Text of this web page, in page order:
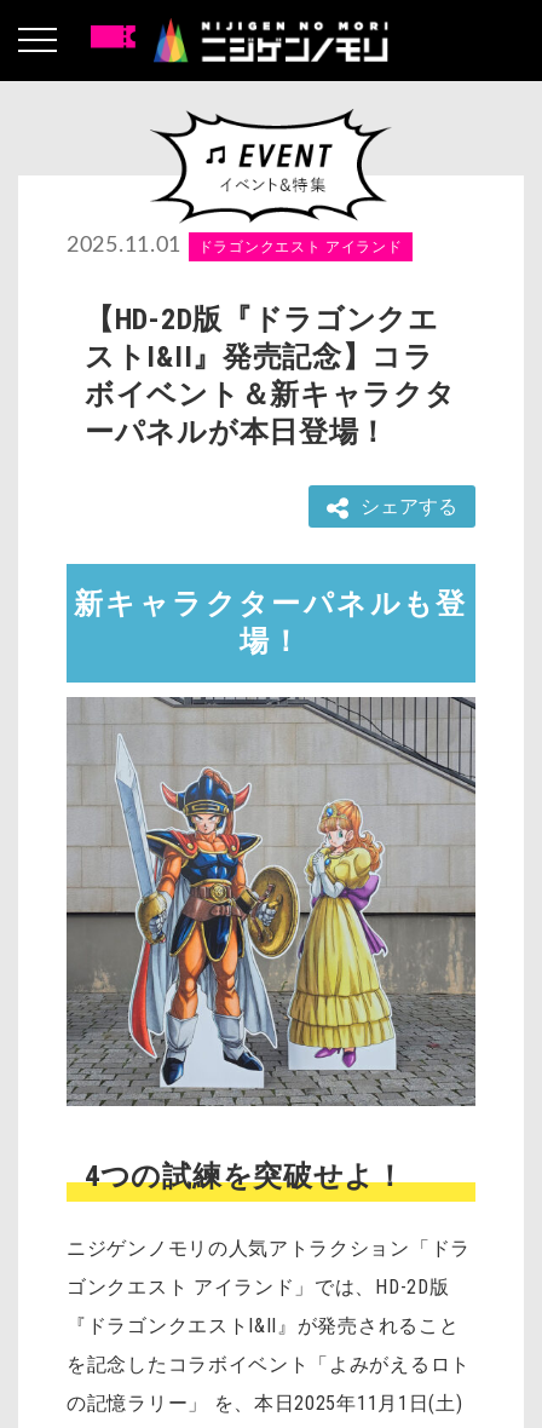
2025.11.01 ドラゴンクエスト アイランド
【HD-2D版『ドラゴンクエ
ストI&II』発売記念】コラ
ボイベント＆新キャラクタ
ーパネルが本日登場！
シェアする
新キャラクターパネルも登
場！
4つの試練を突破せよ！
ニジゲンノモリの人気アトラクション「ドラ
ゴンクエスト アイランド」では、HD-2D版
『ドラゴンクエストI&II』が発売されること
を記念したコラボイベント「よみがえるロト
の記憶ラリー」 を、本日2025年11月1日(土)